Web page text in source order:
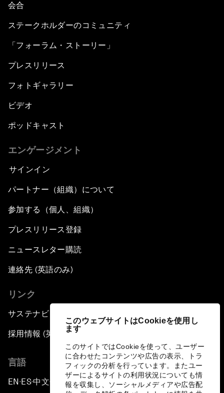
このウェブサイトはCookieを使用し
ます
このサイトではCookieを使って、ユーザー
に合わせたコンテンツや広告の表示、トラ
フィックの分析を行っています。またユー
ザーによるサイトの利用状況についても情
報を収集し、ソーシャルメディアや広告配
会合
ステークホルダーのコミュニティ
「フォーラム・ストーリー」
プレスリリース
フォトギャラリー
ビデオ
ポッドキャスト
エンゲージメント
サインイン
パートナー（組織）について
参加する（個人、組織）
プレスリリース登録
ニュースレター購読
連絡先 (英語のみ)
リンク
サステナビリティへの取り組み
採用情報 (英語のみ)
言語
EN ▪ ES▪中文▪ 日本語